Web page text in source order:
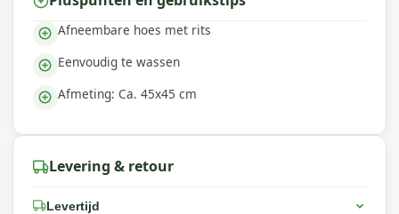
Afneembare hoes met rits
Eenvoudig te wassen
Afmeting: Ca. 45x45 cm
Levering & retour
Levertijd